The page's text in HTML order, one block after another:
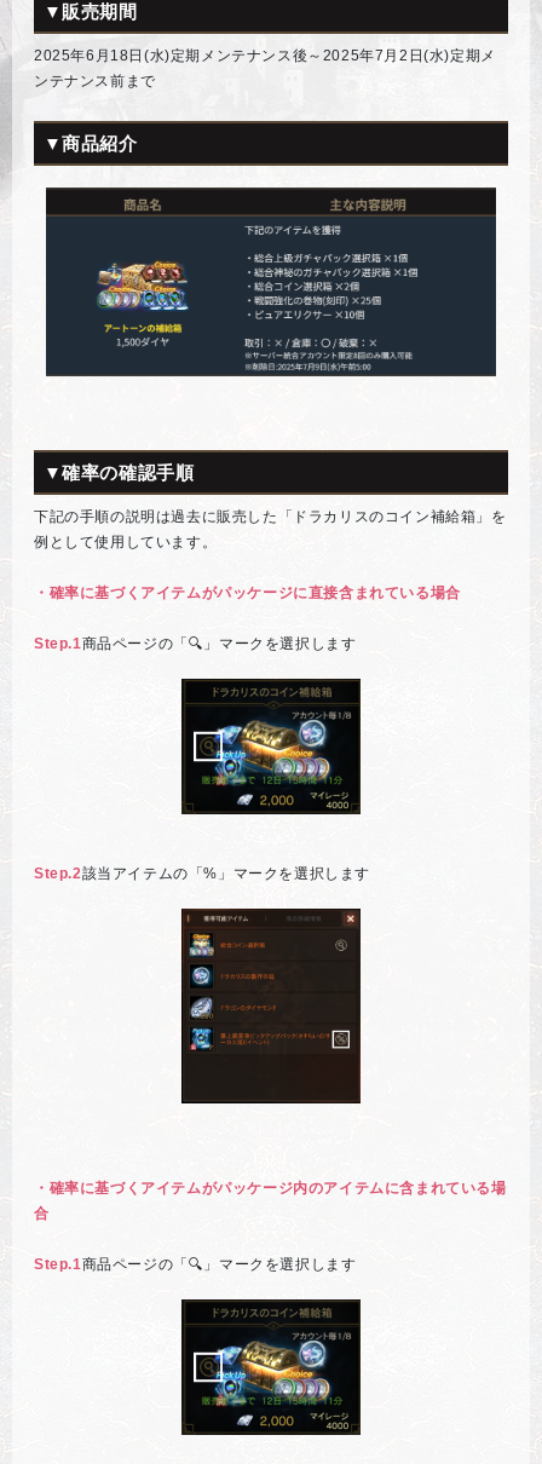
▼販売期間
2025年6月18日(水)定期メンテナンス後～2025年7月2日(水)定期メ
ンテナンス前まで
▼商品紹介
▼確率の確認手順
下記の手順の説明は過去に販売した「ドラカリスのコイン補給箱」を
例として使用しています。
・確率に基づくアイテムがパッケージに直接含まれている場合
Step.1商品ページの「🔍」マークを選択します
Step.2該当アイテムの「%」マークを選択します
・確率に基づくアイテムがパッケージ内のアイテムに含まれている場
合
Step.1商品ページの「🔍」マークを選択します